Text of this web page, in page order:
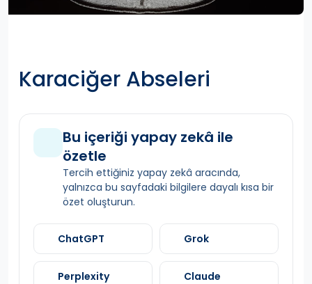
Karaciğer Abseleri
Bu içeriği yapay zekâ ile
özetle
Tercih ettiğiniz yapay zekâ aracında,
yalnızca bu sayfadaki bilgilere dayalı kısa bir
özet oluşturun.
ChatGPT Grok
Perplexity Claude